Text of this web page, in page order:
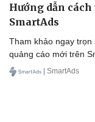
Hướng dẫn
SmartAds
Tham khảo ngay
quảng cáo mới trên
| SmartAds